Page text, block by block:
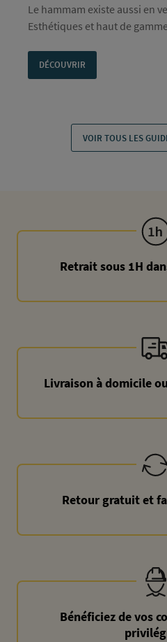
Le hammam existe aussi en
Esthétiques et haut de
DÉCOUVRIR
VOIR TOUS LES
Retrait sous 1H
Livraison à domicile
Retour gratuit et
Bénéficiez de vos